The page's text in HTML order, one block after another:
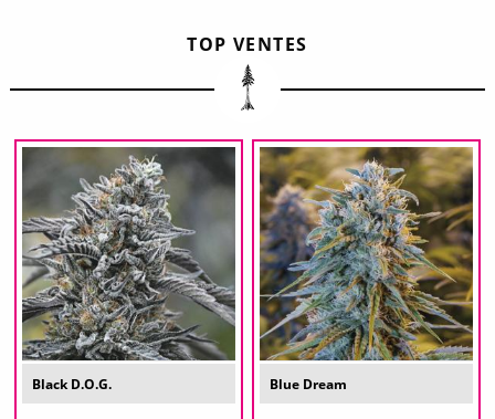
TOP VENTES
Black D.O.G. Blue Dream